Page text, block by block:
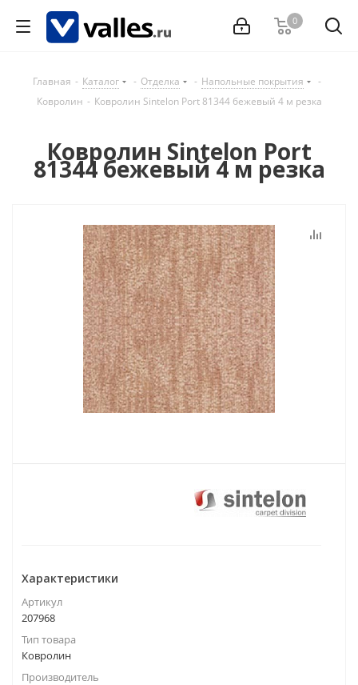
0
Главная - Каталог - Отделка - Напольные покрытия
-
Ковролин - Ковролин Sintelon Port 81344 бежевый 4 м резка
Ковролин Sintelon Port
81344 бежевый 4 м резка
Характеристики
Артикул
207968
Тип товара
Ковролин
Производитель